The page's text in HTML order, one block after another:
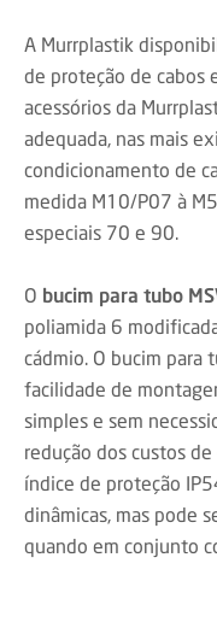
A Murrplastik
de proteção de cabos
acessórios da
adequada, nas mais
condicionamento de
medida M10/P07 à
especiais 70 e 90.
O bucim para tubo
poliamida 6
cádmio. O bucim para
facilidade de
simples e sem
redução dos custos
índice de proteção
dinâmicas, mas pode
quando em conjunto